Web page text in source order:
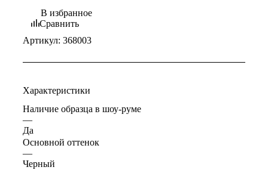
В избранное
Сравнить
Артикул: 368003
Характеристики
Наличие образца в шоу-руме
—
Да
Основной оттенок
—
Черный